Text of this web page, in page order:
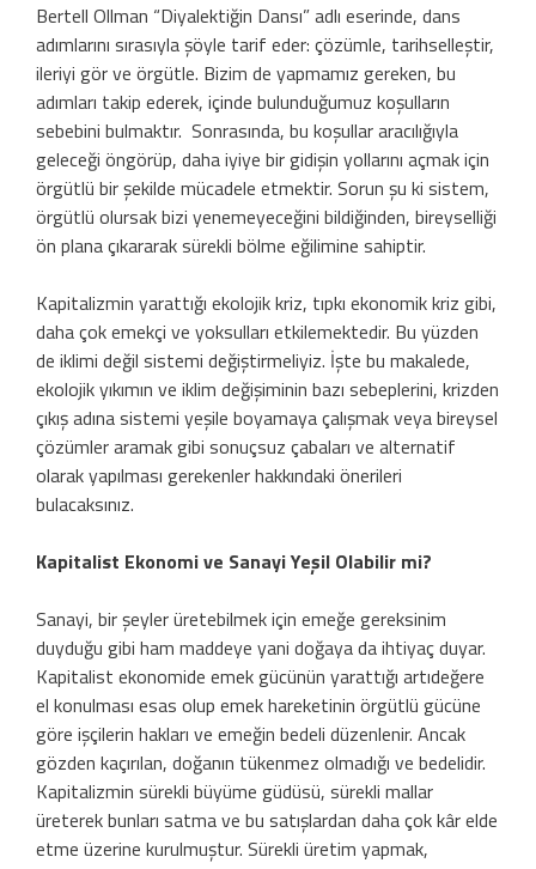
Bertell Ollman “Diyalektiğin Dansı” adlı eserinde, dans
adımlarını sırasıyla şöyle tarif eder: çözümle, tarihselleştir,
ileriyi gör ve örgütle. Bizim de yapmamız gereken, bu
adımları takip ederek, içinde bulunduğumuz koşulların
sebebini bulmaktır. Sonrasında, bu koşullar aracılığıyla
geleceği öngörüp, daha iyiye bir gidişin yollarını açmak için
örgütlü bir şekilde mücadele etmektir. Sorun şu ki sistem,
örgütlü olursak bizi yenemeyeceğini bildiğinden, bireyselliği
ön plana çıkararak sürekli bölme eğilimine sahiptir.
Kapitalizmin yarattığı ekolojik kriz, tıpkı ekonomik kriz gibi,
daha çok emekçi ve yoksulları etkilemektedir. Bu yüzden
de iklimi değil sistemi değiştirmeliyiz. İşte bu makalede,
ekolojik yıkımın ve iklim değişiminin bazı sebeplerini, krizden
çıkış adına sistemi yeşile boyamaya çalışmak veya bireysel
çözümler aramak gibi sonuçsuz çabaları ve alternatif
olarak yapılması gerekenler hakkındaki önerileri
bulacaksınız.
Kapitalist Ekonomi ve Sanayi Yeşil Olabilir mi?
Sanayi, bir şeyler üretebilmek için emeğe gereksinim
duyduğu gibi ham maddeye yani doğaya da ihtiyaç duyar.
Kapitalist ekonomide emek gücünün yarattığı artıdeğere
el konulması esas olup emek hareketinin örgütlü gücüne
göre işçilerin hakları ve emeğin bedeli düzenlenir. Ancak
gözden kaçırılan, doğanın tükenmez olmadığı ve bedelidir.
Kapitalizmin sürekli büyüme güdüsü, sürekli mallar
üreterek bunları satma ve bu satışlardan daha çok kâr elde
etme üzerine kurulmuştur. Sürekli üretim yapmak,